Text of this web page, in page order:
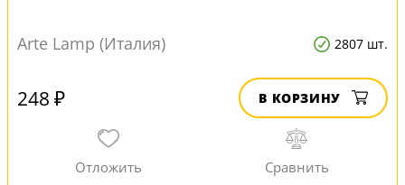
Arte Lamp (Италия) 2807 шт.
248 ₽ В КОРЗИНУ